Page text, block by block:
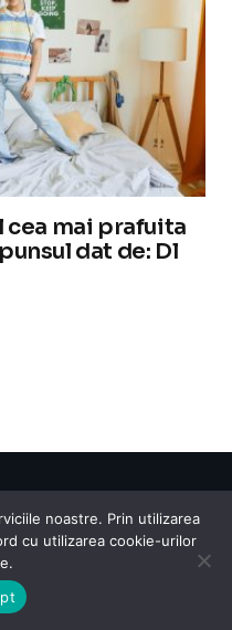
mai prafuita
dat de: Dl
TelefoaneContact
noastre. Prin utilizarea
cu utilizarea cookie-urilor